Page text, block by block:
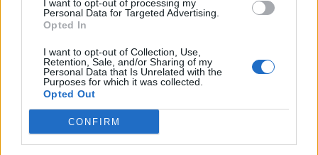
I want to opt-out of processing my
Personal Data for Targeted Advertising.
Opted In
I want to opt-out of Collection, Use,
Retention, Sale, and/or Sharing of my
Personal Data that Is Unrelated with the
Purposes for which it was collected.
Opted Out
CONFIRM
Moussa: Feyenoord wacht op bod
Deventer: Feyenoorder zet woning te koop
Van Beukering haalt hard uit na opmerkingen
over zijn gewicht
Overzicht: Zo presteren de Feyenoord-spelers